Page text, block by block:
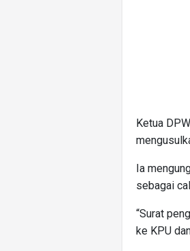
Ketua
Ia
sebagai
“Surat
ke KPU